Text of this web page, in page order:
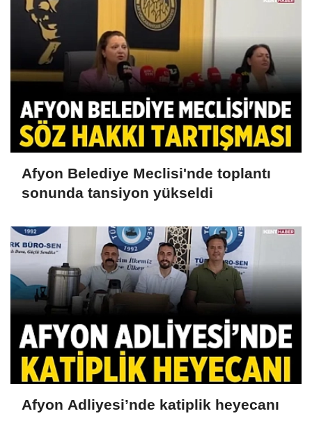
Afyon Belediye Meclisi'nde toplantı
sonunda tansiyon yükseldi
Afyon Adliyesi’nde katiplik heyecanı